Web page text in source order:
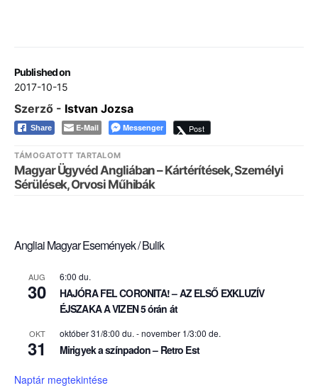
Published on
2017-10-15
Szerző - Istvan Jozsa
Share E-Mail Messenger Post
TÁMOGATOTT TARTALOM
Magyar Ügyvéd Angliában – Kártérítések, Személyi
Sérülések, Orvosi Műhibák
Angliai Magyar Események / Bulik
AUG
30
6:00 du.
HAJÓRA FEL CORONITA! – AZ ELSŐ EXKLUZÍV
ÉJSZAKA A VIZEN 5 órán át
OKT
31
október 31/8:00 du. -november 1/3:00 de.
Mirigyek a színpadon – Retro Est
Naptár megtekintése